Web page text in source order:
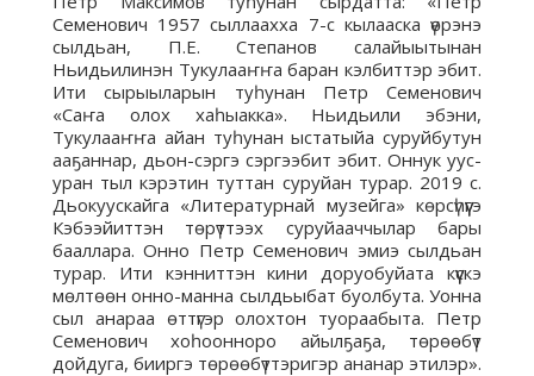
Семенович 1957 сыллаахха 7-с кылааска үөрэнэ
сылдьан, П.Е. Степанов салайыытынан
Ньидьилинэн Тукулааҥҥа баран кэлбиттэр эбит.
Ити сырыыларын туһунан Петр Семенович
«Саҥа олох хаһыакка». Ньидьили эбэни,
Тукулааҥҥа айан туһунан ыстатыйа суруйбутун
ааҕаннар, дьон-сэргэ сэргээбит эбит. Оннук уус-
уран тыл кэрэтин туттан суруйан турар. 2019 с.
Дьокуускайга «Литературнай музейга» көрсүһүүгэ
Кэбээйиттэн төрүттээх суруйааччылар бары
бааллара. Онно Петр Семенович эмиэ сылдьан
турар. Ити кэнниттэн кини доруобуйата күүскэ
мөлтөөн онно-манна сылдьыбат буолбута. Уонна
сыл анараа өттүгэр олохтон туораабыта. Петр
Семенович хоһоонноро айылҕаҕа, төрөөбүт
дойдуга, бииргэ төрөөбүттэригэр ананар этилэр».